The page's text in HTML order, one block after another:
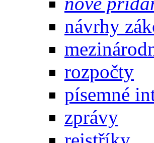
návrhy
rozpočty
písemné
zprávy